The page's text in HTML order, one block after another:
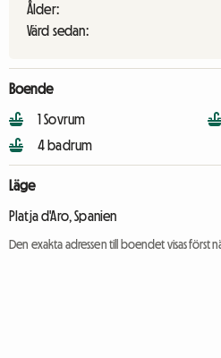
Ålder:
Värd sedan:
Boende
1 Sovrum
4 badrum
Läge
Platja d'Aro, Spanien
Den exakta adressen till boendet visas först